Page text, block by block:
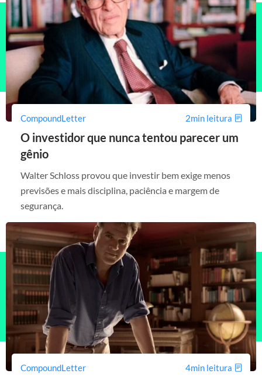
CompoundLetter 2min leitura
O investidor que nunca tentou parecer um
gênio
Walter Schloss provou que investir bem exige menos
previsões e mais disciplina, paciência e margem de
segurança.
CompoundLetter 4min leitura